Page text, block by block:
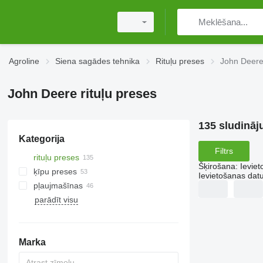
Agroline Siena sagādes tehnika Rituļu preses John
John Deere rituļu preses
Kategorija
rituļu preses
ķīpu preses
pļaujmašīnas
rotācijas pļaujmašīnas
parādīt visu
Marka
135
Filtrs
Šķirošana:
Ievietošanas